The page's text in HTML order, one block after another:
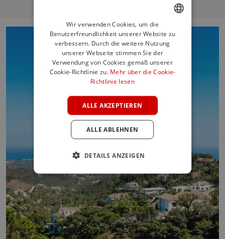
ENGLISH
SPANISH
FRENCH
POLISH
Wir verwenden Cookies, um die
Benutzerfreundlichkeit unserer Website zu
verbessern. Durch die weitere Nutzung
unserer Webseite stimmen Sie der
Verwendung von Cookies gemäß unserer
Cookie-Richtlinie zu. Mehr über die Cookie-
Richtlinie lesen
ALLE AKZEPTIEREN
ALLE ABLEHNEN
DETAILS ANZEIGEN